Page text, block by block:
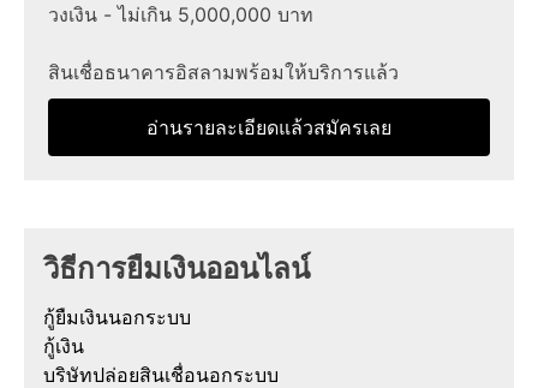
วงเงิน - ไม่เกิน 5,000,000 บาท
สินเชื่อธนาคารอิสลามพร้อมให้บริการแล้ว
อ่านรายละเอียดแล้วสมัครเลย
วิธีการยืมเงินออนไลน์
กู้ยืมเงินนอกระบบ
กู้เงิน
บริษัทปล่อยสินเชื่อนอกระบบ